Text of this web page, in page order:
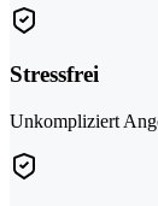
Stressfrei
Unkompliziert